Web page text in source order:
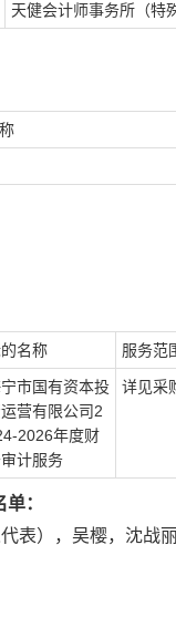
天健会计师事务所（特
名称 服务范
市国有资本投
营有限公司2
2026年度财
计服务
详见采
：
表），吴樱，沈战